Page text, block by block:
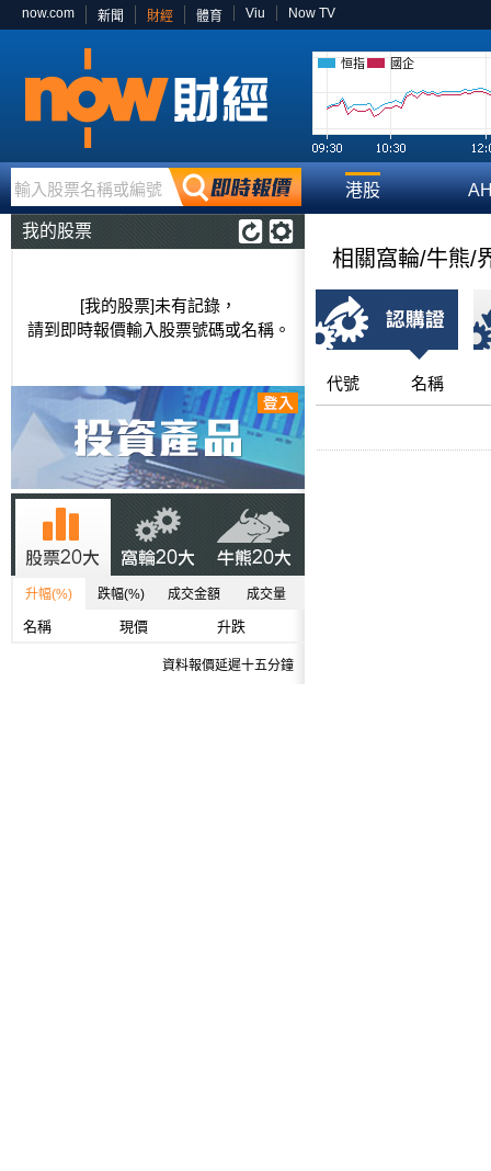
now.com 新聞 財經 體育 Viu Now TV
恒指 國企
輸入股票名稱或編號 港股
我的股票
[我的股票]未有記錄，
請到即時報價輸入股票號碼或名稱。
升幅(%) 跌幅(%) 成交金額 成交量
名稱 現價 升跌
資料報價延遲十五分鐘
相關窩輪/牛熊/
代號 名稱